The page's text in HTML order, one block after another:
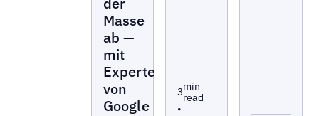
Masse
ab —
mit
Experten
von
Google
3min
read
•